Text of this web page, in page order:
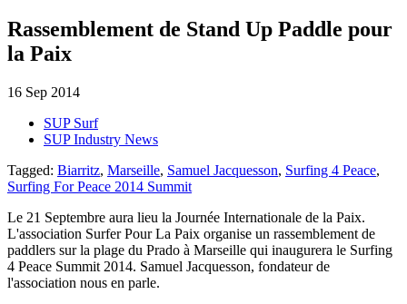
Rassemblement de Stand Up Paddle pour
la Paix
16 Sep 2014
SUP Surf
SUP Industry News
Tagged: Biarritz, Marseille, Samuel Jacquesson, Surfing 4 Peace,
Surfing For Peace 2014 Summit
Le 21 Septembre aura lieu la Journée Internationale de la Paix.
L'association Surfer Pour La Paix organise un rassemblement de
paddlers sur la plage du Prado à Marseille qui inaugurera le Surfing
4 Peace Summit 2014. Samuel Jacquesson, fondateur de
l'association nous en parle.